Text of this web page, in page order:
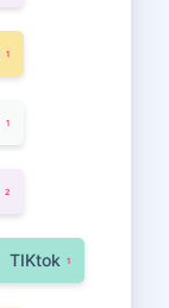
1
1
2
TIKtok 1